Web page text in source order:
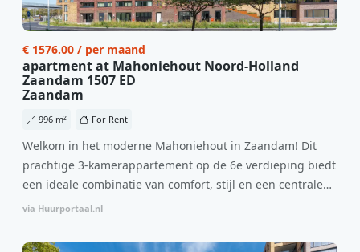
€ 1576.00 / per maand
apartment at Mahoniehout Noord-Holland
Zaandam 1507 ED
Zaandam
996 m² For Rent
Welkom in het moderne Mahoniehout in Zaandam! Dit
prachtige 3-kamerappartement op de 6e verdieping biedt
een ideale combinatie van comfort, stijl en een centrale
locatie. Met een huurprijs van €1.576 per maand
per maand is dit een geweldige kans voor professionals
via Huurportaal.nl